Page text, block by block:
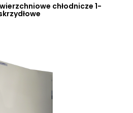
chłodnicze 1-